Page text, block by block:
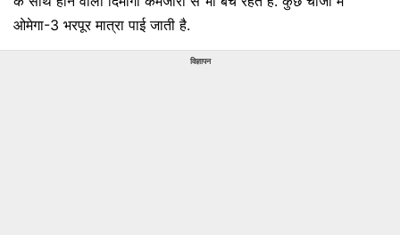
ओमेगा-3 भरपूर मात्रा पाई जाती है.
विज्ञापन